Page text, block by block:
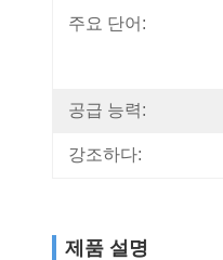
주요 단어:
공급 능력:
강조하다:
제품 설명